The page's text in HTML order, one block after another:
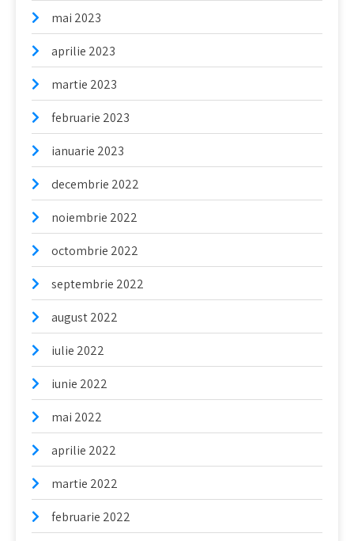
mai 2023
aprilie 2023
martie 2023
februarie 2023
ianuarie 2023
decembrie 2022
noiembrie 2022
octombrie 2022
septembrie 2022
august 2022
iulie 2022
iunie 2022
mai 2022
aprilie 2022
martie 2022
februarie 2022